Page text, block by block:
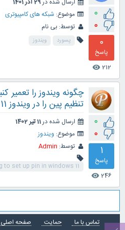
0
0
0
پاسخ
212
visibility
ارسال شده در29 آذر 1401
موضوع: شبکه های کامپیوتری
توسط: بی نام
پسورد ویندوز
0
0
1
پاسخ
246
visibility
تنظیم پین را در ویندوز 11 می کند؟
ارسال شده در11 تیر 1402
موضوع: ویندوز
توسط: Admin
set up pin in windows 11
تماس با ما حمایت صفحه اصلی